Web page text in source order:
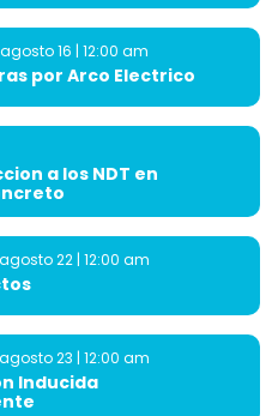
agosto 16 | 12:00 am
por Arco Electrico
a los NDT en
agosto 22 | 12:00 am
agosto 23 | 12:00 am
Inducida